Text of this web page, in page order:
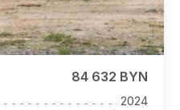
84 632 BYN
2024